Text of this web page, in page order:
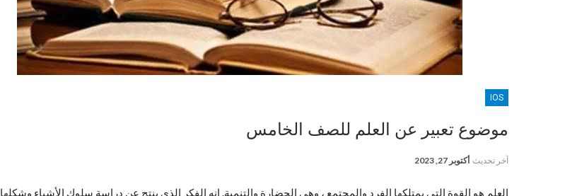
IOS
موضوع تعبير عن العلم للصف الخامس
آخر تحديث أكتوبر 27, 2023
العلم هو القوة التي يمتلكها الفرد والمجتمع ، وهي الحضارة والتنمية. إنه الفكر الذي ينتج عن دراسة سلوك الأشياء وشكلها